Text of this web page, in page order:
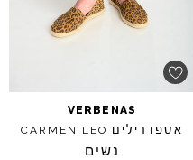
VERBENAS
אספדרילים CARMEN LEO
נשים